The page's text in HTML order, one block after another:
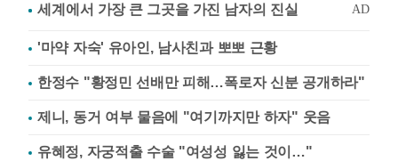
'마약 자숙' 유아인, 남사친과 뽀뽀 근황
한정수 "황정민 선배만 피해…폭로자 신분 공개하라"
제니, 동거 여부 물음에 "여기까지만 하자" 웃음
유혜정, 자궁적출 수술 "여성성 잃는 것이…"